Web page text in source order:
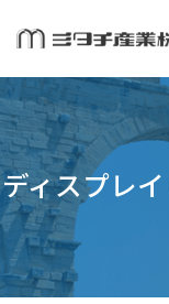
ディスプレ